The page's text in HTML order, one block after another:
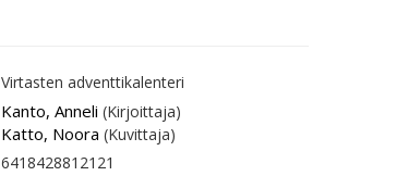
Virtasten adventtikalenteri
Kanto, Anneli (Kirjoittaja)
Katto, Noora (Kuvittaja)
6418428812121